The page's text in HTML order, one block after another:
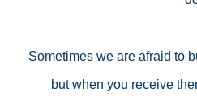
Sometimes we are afraid to